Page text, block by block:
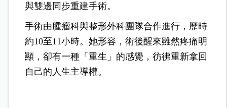
與雙邊同步重建手術。
手術由腫瘤科與整形外科團隊合作進行，歷時
約10至11小時。她形容，術後醒來雖然疼痛明
顯，卻有一種「重生」的感覺，彷彿重新拿回
自己的人生主導權。